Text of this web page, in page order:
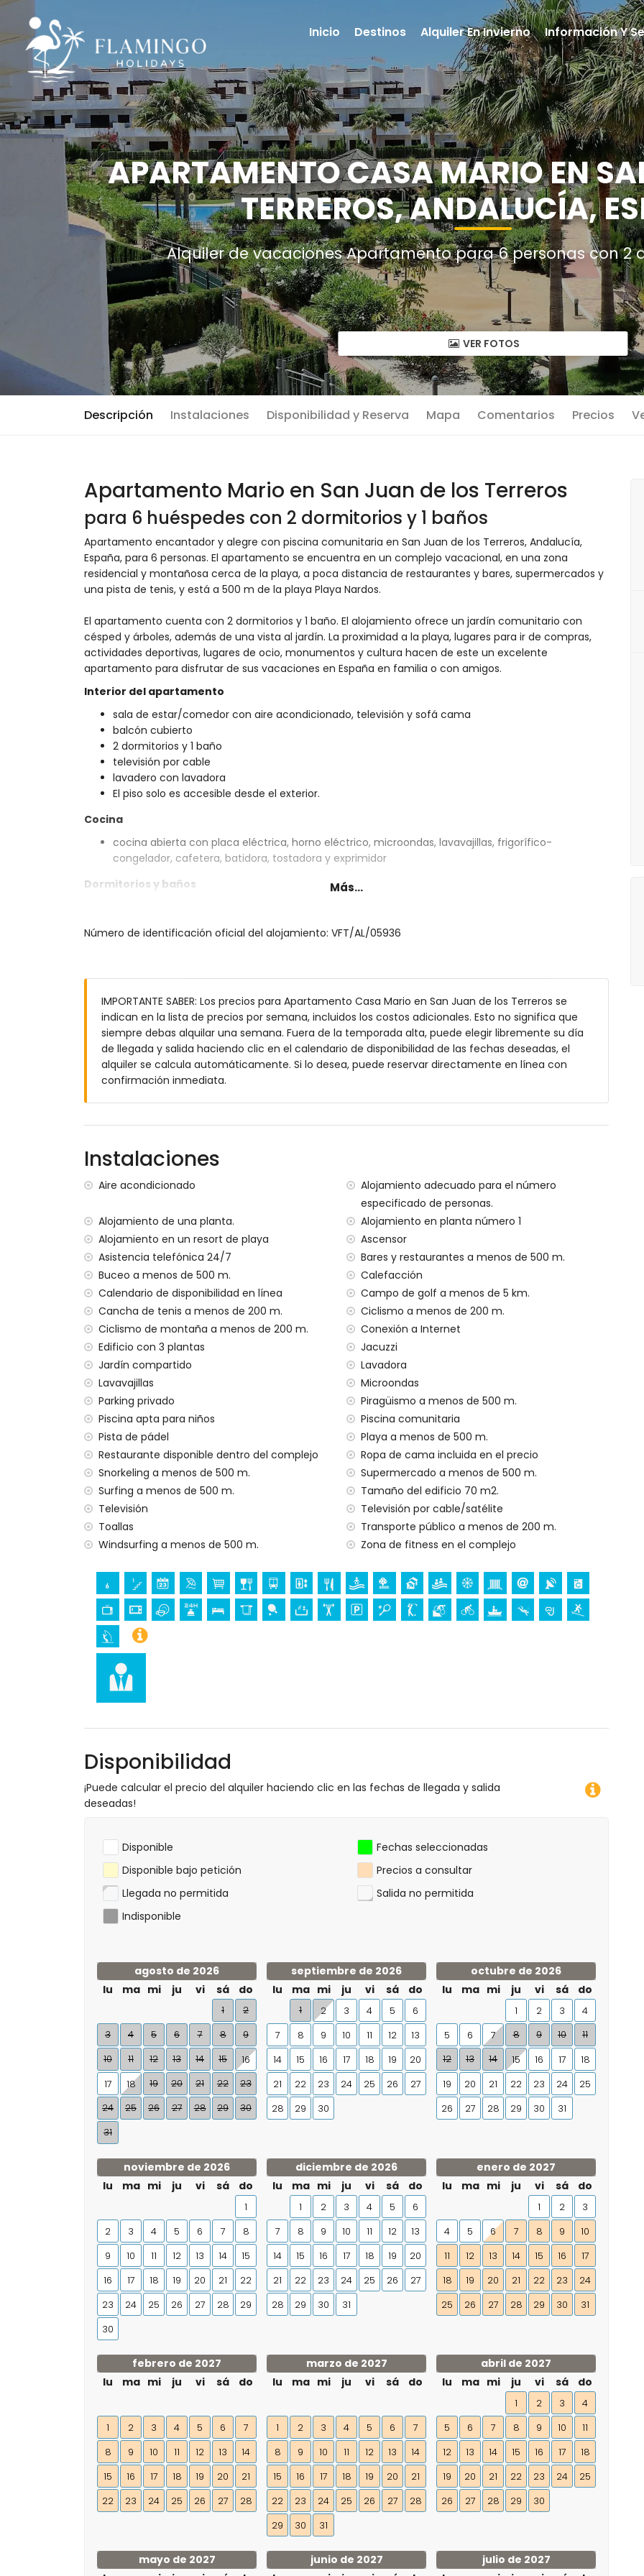
APARTAMENTO CASA MARIO EN
TERREROS, ANDALUCÍA,
Alquiler de vacaciones Apartamento para 6 personas con 2
VER FOTOS
Descripción Instalaciones Disponibilidad y Reserva Mapa Comentarios Precios
Apartamento Mario en San Juan de los Terreros
para 6 huéspedes con 2 dormitorios y 1 baños
Apartamento encantador y alegre con piscina comunitaria en San Juan de los Terreros, Andalucía,
España, para 6 personas. El apartamento se encuentra en un complejo vacacional, en una zona
residencial y montañosa cerca de la playa, a poca distancia de restaurantes y bares, supermercados y
una pista de tenis, y está a 500 m de la playa Playa Nardos.
El apartamento cuenta con 2 dormitorios y 1 baño. El alojamiento ofrece un jardín comunitario con
césped y árboles, además de una vista al jardín. La proximidad a la playa, lugares para ir de compras,
actividades deportivas, lugares de ocio, monumentos y cultura hacen de este un excelente
apartamento para disfrutar de sus vacaciones en España en familia o con amigos.
Interior del apartamento
sala de estar/comedor con aire acondicionado, televisión y sofá cama
balcón cubierto
2 dormitorios y 1 baño
televisión por cable
lavadero con lavadora
El piso solo es accesible desde el exterior.
Cocina
cocina abierta con placa eléctrica, horno eléctrico, microondas, lavavajillas, frigorífico-
congelador, cafetera, batidora, tostadora y exprimidor
Dormitorios y baños
dormitorio con aire acondicionado, 2 camas individuales (de 200 por 80 cm)
baño en suite con lavabo individual, ducha, inodoro y secador de pelo
piscina comunitaria
piscina infantil
jardín comunitario con césped y árboles
terraza cubierta
ducha exterior
zona de estar exterior y zona de comedor exterior
Más información
pueblo más cercano: San Juan de los Terreros (a menos de 1000 metros del apartamento)
orilla o costa más cercana a menos de 500 metros del apartamento
playa más cercana: Playa Nardos (a menos de 500 metros del apartamento)
aeropuerto más cercano: Alicante (> 100 kilómetros)
segundo aeropuerto más cercano: Almería/Murcia (a menos de 100 kilómetros del apartamento)
transporte público cercano: autobús a menos de 200 metros y tren a menos de 15 kilómetros
no se permiten mascotas
El edificio donde se encuentra el alojamiento dispone de ascensor.
El alojamiento es muy adecuado para familias con niños.
Instalaciones y servicios privados incluidos en el precio de alquiler
internet (WiFi)
ropa de cama y toallas
servicio de emergencia 24 horas
calefacción
Instalaciones y servicios comunitarios incluidos en el precio de alquiler
jacuzzi exterior
Instalaciones / servicios comunitarios con costo adicional
zona de fitness y pista de pádel
Entretenimiento y actividades de ocio para sus vacaciones en San Juan de los Terreros,
Andalucía
paseo marítimo (a menos de 500 metros de la casa)
Lugares de interés y cultura en San Juan de los Terreros, Andalucía
castillo, ruina, monumento y lugar histórico (a menos de 5 kilómetros del alojamiento)
museo e iglesia (a menos de 25 kilómetros del alojamiento)
Deportes
tenis, mountain bike, ciclismo, piragüismo, buceo, snorkel, surf y windsurf (a menos de 1000
metros del apartamento)
Más...
Número de identificación oficial del alojamiento: VFT/AL/05936
IMPORTANTE SABER: Los precios para Apartamento Casa Mario en San Juan de los Terreros se
indican en la lista de precios por semana, incluidos los costos adicionales. Esto no significa que
siempre debas alquilar una semana. Fuera de la temporada alta, puede elegir libremente su día
de llegada y salida haciendo clic en el calendario de disponibilidad de las fechas deseadas, el
alquiler se calcula automáticamente. Si lo desea, puede reservar directamente en línea con
confirmación inmediata.
Instalaciones
Aire acondicionado
Alojamiento adecuado para el número
especificado de personas.
Alojamiento de una planta.
Alojamiento en planta número 1
Alojamiento en un resort de playa
Ascensor
Asistencia telefónica 24/7
Bares y restaurantes a menos de 500 m.
Buceo a menos de 500 m.
Calefacción
Calendario de disponibilidad en línea
Campo de golf a menos de 5 km.
Cancha de tenis a menos de 200 m.
Ciclismo a menos de 200 m.
Ciclismo de montaña a menos de 200 m.
Conexión a Internet
Edificio con 3 plantas
Jacuzzi
Jardín compartido
Lavadora
Lavavajillas
Microondas
Parking privado
Piragüismo a menos de 500 m.
Piscina apta para niños
Piscina comunitaria
Pista de pádel
Playa a menos de 500 m.
Restaurante disponible dentro del complejo
Ropa de cama incluida en el precio
Snorkeling a menos de 500 m.
Supermercado a menos de 500 m.
Surfing a menos de 500 m.
Tamaño del edificio 70 m2.
Televisión
Televisión por cable/satélite
Toallas
Transporte público a menos de 200 m.
Windsurfing a menos de 500 m.
Zona de fitness en el complejo
Disponibilidad
¡Puede calcular el precio del alquiler haciendo clic en las fechas de llegada y salida
deseadas!
Disponible
Fechas seleccionadas
Disponible bajo petición
Precios a consultar
Llegada no permitida
Salida no permitida
Indisponible
agosto de 2026
lu
ma mi ju vi sá do
1
2
3
4 5 6 7 8
9
10
11 12 13 14 15
16
17
18 19 20 21 22
23
24
25 26 27 28 29
30
31
septiembre de 2026
lu
ma mi ju vi sá do
1 2 3 4 5
6
7
8 9 10 11 12
13
14
15 16 17 18 19
20
21
22 23 24 25 26
27
28
29 30
octubre de 2026
lu
ma mi ju vi sá do
1 2 3
4
5
6 7 8 9 10
11
12
13 14 15 16 17
18
19
20 21 22 23 24
25
26
27 28 29 30 31
noviembre de 2026
lu
ma mi ju vi sá do
1
2
3 4 5 6 7
8
9
10 11 12 13 14
15
16
17 18 19 20 21
22
23
24 25 26 27 28
29
30
diciembre de 2026
lu
ma mi ju vi sá do
1 2 3 4 5
6
7
8 9 10 11 12
13
14
15 16 17 18 19
20
21
22 23 24 25 26
27
28
29 30 31
enero de 2027
lu
ma mi ju vi sá do
1 2
3
4
5 6 7 8 9
10
11
12 13 14 15 16
17
18
19 20 21 22 23
24
25
26 27 28 29 30 31
febrero de 2027
lu
ma mi ju vi sá do
1 2 3 4 5 6
7
8
9 10 11 12 13
14
15
16 17 18 19 20
21
22
23 24 25 26 27 28
marzo de 2027
lu
ma mi ju vi sá do
1 2 3 4 5 6
7
8
9 10 11 12 13
14
15
16 17 18 19 20
21
22
23 24 25 26 27
28
29
30 31
abril de 2027
lu
ma mi ju vi sá do
1 2 3
4
5
6 7 8 9 10
11
12
13 14 15 16 17
18
19
20 21 22 23 24
25
26
27 28 29 30
mayo de 2027
junio de 2027
julio de 2027
Inicio Destinos Alquiler En Invierno Información Y